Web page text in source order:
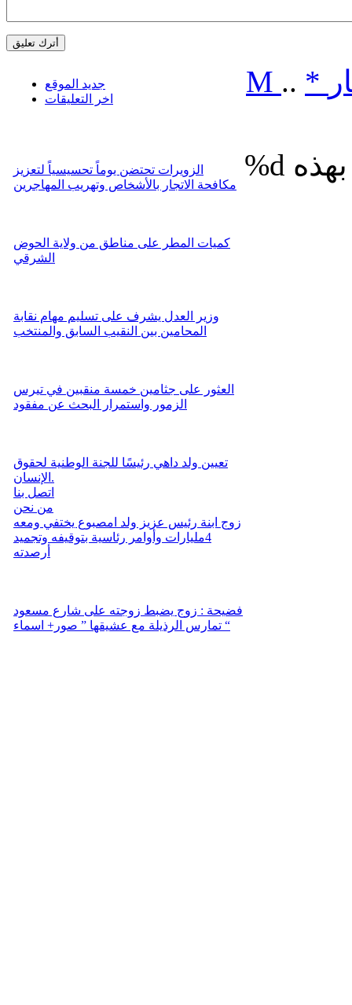
جديد الموقع
اخر التعليقات
الزويرات تحتضن يوماً تحسيسياً لتعزيز
مكافحة الاتجار بالأشخاص وتهريب المهاجرين
كميات المطر على مناطق من ولاية الحوض
الشرقي
وزير العدل يشرف على تسليم مهام نقابة
المحامين بين النقيب السابق والمنتخب
العثور على جثامين خمسة منقبين في تيرس
الزمور واستمرار البحث عن مفقود
تعيين ولد داهي رئيسًا للجنة الوطنية لحقوق
الإنسان.
اتصل بنا
من نحن
زوج ابنة رئيس عزيز ولد امصبوع يختفي ومعه
4مليارات وأوامر رئاسية بتوقيفه وتجميد
أرصدته
فضيحة : زوج يضبط زوجته على شارع مسعود
تمارس الرذيلة مع عشيقها ” صور+ اسماء “
M .. *
%d